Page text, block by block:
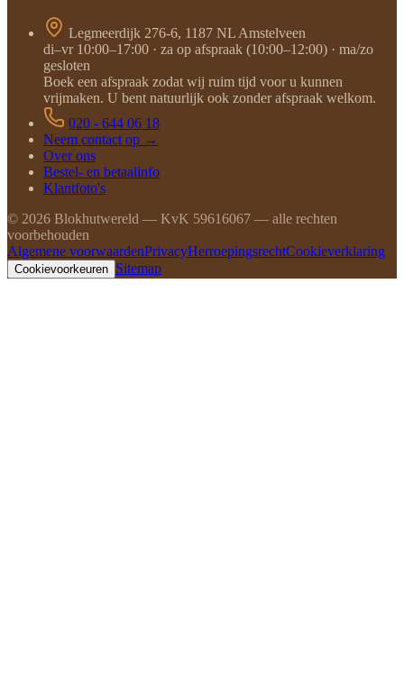
Legmeerdijk 276-6, 1187 NL Amstelveen
di–vr 10:00–17:00 · za op afspraak (10:00–12:00) · ma/zo
gesloten
Boek een afspraak zodat wij ruim tijd voor u kunnen
vrijmaken. U bent natuurlijk ook zonder afspraak welkom.
020 - 644 06 18
Neem contact op →
Over ons
Bestel- en betaalinfo
Klantfoto's
© 2026 Blokhutwereld — KvK 59616067 — alle rechten
voorbehouden
Algemene voorwaardenPrivacyHerroepingsrechtCookieverklaring
Cookievoorkeuren Sitemap